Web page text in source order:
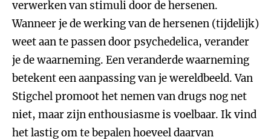
verwerken van stimuli door de hersenen.
Wanneer je de werking van de hersenen (tijdelijk)
weet aan te passen door psychedelica, verander
je de waarneming. Een veranderde waarneming
betekent een aanpassing van je wereldbeeld. Van
Stigchel promoot het nemen van drugs nog net
niet, maar zijn enthousiasme is voelbaar. Ik vind
het lastig om te bepalen hoeveel daarvan